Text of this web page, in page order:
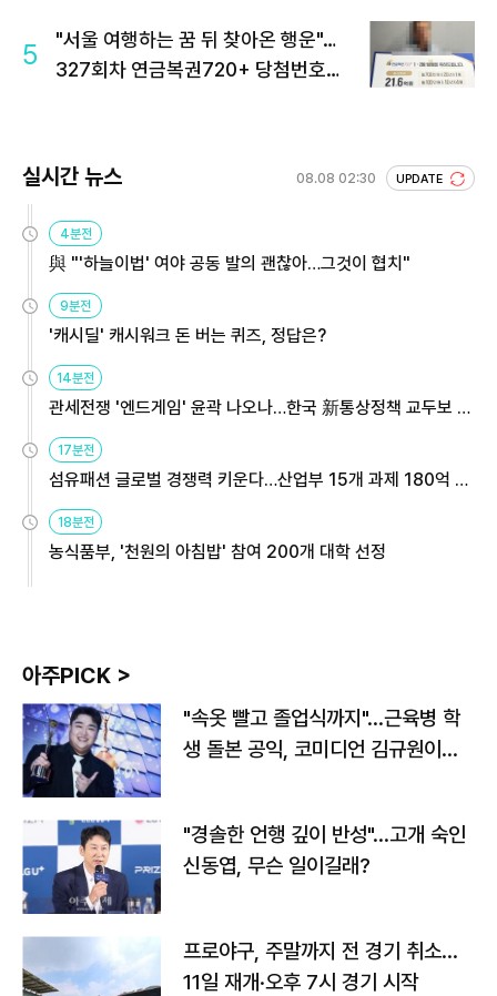
5
"서울 여행하는 꿈 뒤 찾아온 행운"…
327회차 연금복권720+ 당첨번호조
실시간 뉴스 08.08 02:30 UPDATE
4분전
與 "'하늘이법' 여야 공동 발의 괜찮아…그것이 협치"
9분전
'캐시딜' 캐시워크 돈 버는 퀴즈, 정답은?
14분전
관세전쟁 '엔드게임' 윤곽 나오나…한국 新통상정책 교두보 활
용해야
17분전
섬유패션 글로벌 경쟁력 키운다…산업부 15개 과제 180억 지
원
18분전
농식품부, '천원의 아침밥' 참여 200개 대학 선정
아주PICK >
"속옷 빨고 졸업식까지"…근육병 학
생 돌본 공익, 코미디언 김규원이었
"경솔한 언행 깊이 반성"…고개 숙인
신동엽, 무슨 일이길래?
프로야구, 주말까지 전 경기 취소…
11일 재개·오후 7시 경기 시작